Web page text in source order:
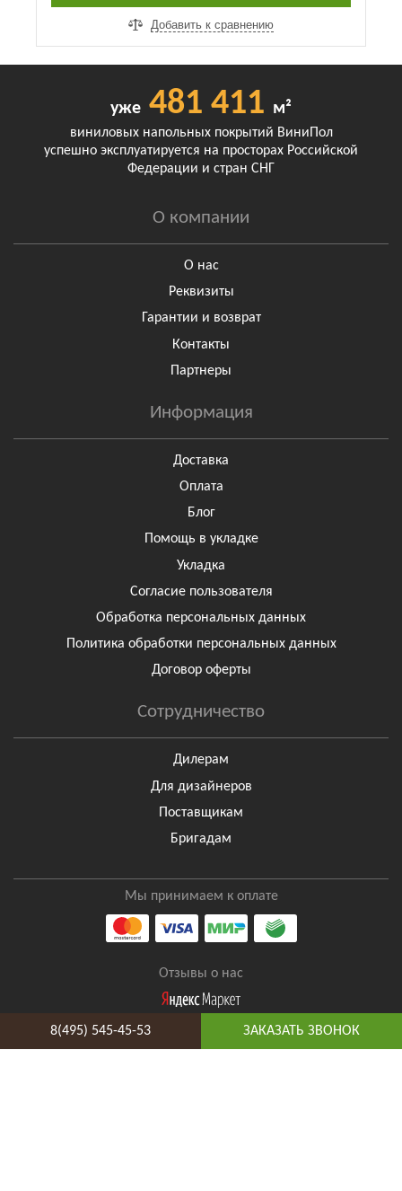
Добавить к сравнению
уже 481 411 м²
виниловых напольных покрытий ВиниПол
успешно эксплуатируется на просторах Российской
Федерации и стран СНГ
О компании
О нас
Реквизиты
Гарантии и возврат
Контакты
Партнеры
Информация
Доставка
Оплата
Блог
Помощь в укладке
Укладка
Согласие пользователя
Обработка персональных данных
Политика обработки персональных данных
Договор оферты
Сотрудничество
Дилерам
Для дизайнеров
Поставщикам
Бригадам
Мы принимаем к оплате
Отзывы о нас
8(495) 545-45-53 ЗАКАЗАТЬ ЗВОНОК